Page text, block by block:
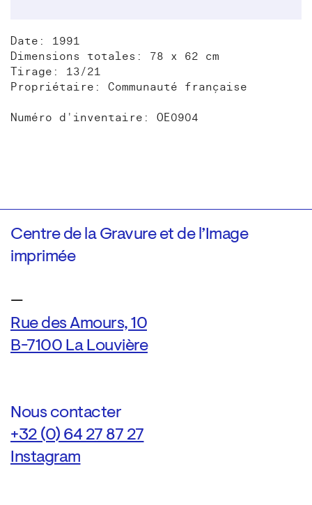
Date: 1991
Dimensions totales: 78 x 62 cm
Tirage: 13/21
Propriétaire: Communauté française
Numéro d'inventaire: OE0904
Centre de la Gravure et de l’Image
imprimée
—
Rue des Amours, 10
B-7100 La Louvière
Nous contacter
+32 (0) 64 27 87 27
Instagram